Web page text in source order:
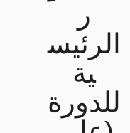
ر
الرئيس
ية
للدورة